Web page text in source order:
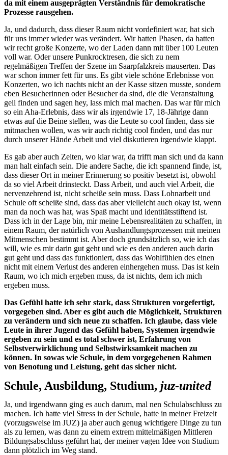
da mit einem ausgeprägten Verständnis für demokratische
Prozesse rausgehen.
Ja, und dadurch, dass dieser Raum nicht vordefiniert war, hat sich
für uns immer wieder was verändert. Wir hatten Phasen, da hatten
wir recht große Konzerte, wo der Laden dann mit über 100 Leuten
voll war. Oder unsere Punkrocktresen, die sich zu nem
regelmäßigen Treffen der Szene im Saarpfalzkreis mauserten. Das
war schon immer fett für uns. Es gibt viele schöne Erlebnisse von
Konzerten, wo ich nachts nicht an der Kasse sitzen musste, sondern
eben Besucherinnen oder Besucher da sind, die die Veranstaltung
geil finden und sagen hey, lass mich mal machen. Das war für mich
so ein Aha-Erlebnis, dass wir als irgendwie 17, 18-Jährige dann
etwas auf die Beine stellen, was die Leute so cool finden, dass sie
mitmachen wollen, was wir auch richtig cool finden, und das nur
durch unserer Hände Arbeit und viel diskutieren irgendwie klappt.
Es gab aber auch Zeiten, wo klar war, da trifft man sich und da kann
man halt einfach sein. Die andere Sache, die ich spannend finde, ist,
dass dieser Ort in meiner Erinnerung so positiv besetzt ist, obwohl
da so viel Arbeit drinsteckt. Dass Arbeit, und auch viel Arbeit, die
nervenzehrend ist, nicht scheiße sein muss. Dass Lohnarbeit und
Schule oft scheiße sind, dass das aber vielleicht auch okay ist, wenn
man da noch was hat, was Spaß macht und identitätsstiftend ist.
Dass ich in der Lage bin, mir meine Lebensrealitäten zu schaffen, in
einem Raum, der natürlich von Aushandlungsprozessen mit meinen
Mitmenschen bestimmt ist. Aber doch grundsätzlich so, wie ich das
will, wie es mir darin gut geht und wie es den anderen auch darin
gut geht und dass das funktioniert, dass das Wohlfühlen des einen
nicht mit einem Verlust des anderen einhergehen muss. Das ist kein
Raum, wo ich mich ergeben muss, da ist nichts, dem ich mich
ergeben muss.
Das Gefühl hatte ich sehr stark, dass Strukturen vorgefertigt,
vorgegeben sind. Aber es gibt auch die Möglichkeit, Strukturen
zu verändern und sich neue zu schaffen. Ich glaube, dass viele
Leute in ihrer Jugend das Gefühl haben, Systemen irgendwie
ergeben zu sein und es total schwer ist, Erfahrung von
Selbstverwirklichung und Selbstwirksamkeit machen zu
können. In sowas wie Schule, in dem vorgegebenen Rahmen
von Benotung und Leistung, geht das sicher nicht.
Schule, Ausbildung, Studium, juz-united
Ja, und irgendwann ging es auch darum, mal nen Schulabschluss zu
machen. Ich hatte viel Stress in der Schule, hatte in meiner Freizeit
(vorzugsweise im JUZ) ja aber auch genug wichtigere Dinge zu tun
als zu lernen, was dann zu einem extrem mittelmäßigen Mittleren
Bildungsabschluss geführt hat, der meiner vagen Idee von Studium
dann plötzlich im Weg stand.